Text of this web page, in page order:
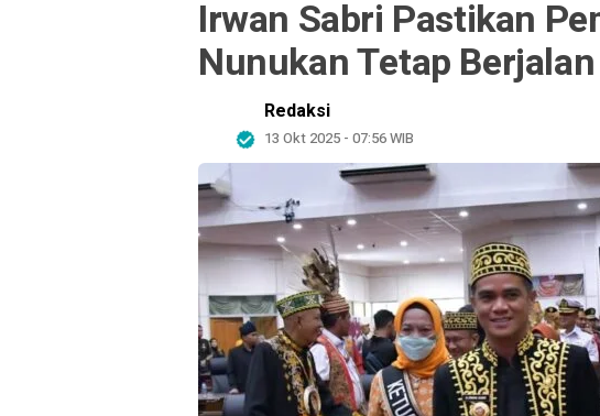
Irwan Sabri Pastikan
Nunukan Tetap
Redaksi
13 Okt 2025 - 07:56 WIB